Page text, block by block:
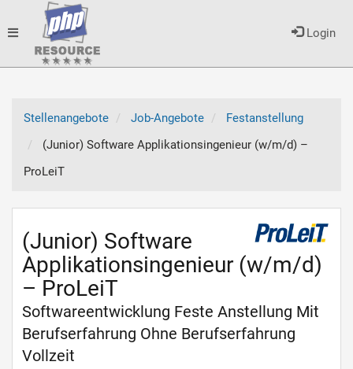
Login
Toggle
Stellenangebote
Job-Angebote
Festanstellung
(Junior) Software Applikationsingenieur (w/m/d) –
ProLeiT
(Junior) Software
Applikationsingenieur (w/m/d)
– ProLeiT
Softwareentwicklung Feste Anstellung Mit
Berufserfahrung Ohne Berufserfahrung
Vollzeit